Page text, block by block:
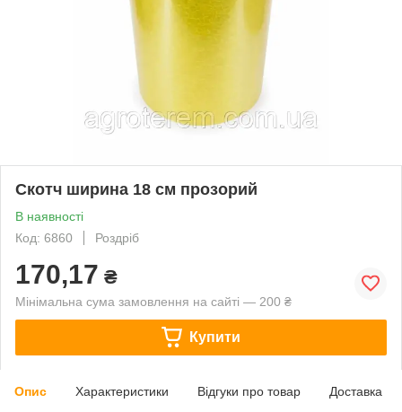
Скотч ширина 18 см прозорий
В наявності
Код: 6860
Роздріб
170,17 ₴
Мінімальна сума замовлення на сайті — 200 ₴
Купити
Опис Характеристики Відгуки про товар Доставка